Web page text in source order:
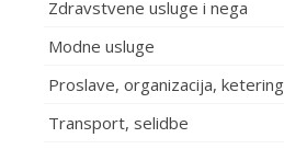
Zdravstvene usluge i nega
Modne usluge
Proslave, organizacija, ketering
Transport, selidbe